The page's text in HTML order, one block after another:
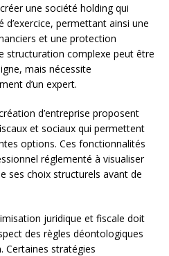
une société holding qui
permettant ainsi une
et une protection
structuration complexe peut être
mais nécessite
d’un expert.
d’entreprise proposent
et sociaux qui permettent
options. Ces fonctionnalités
réglementé à visualiser
ses choix structurels avant de
juridique et fiscale doit
des règles déontologiques
Certaines stratégies